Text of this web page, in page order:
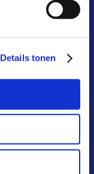
Details tonen